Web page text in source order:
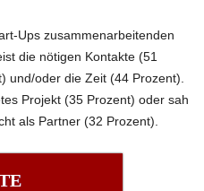
Ups zusammenarbeitenden
die nötigen Kontakte (51
und/oder die Zeit (44 Prozent).
Projekt (35 Prozent) oder sah
als Partner (32 Prozent).